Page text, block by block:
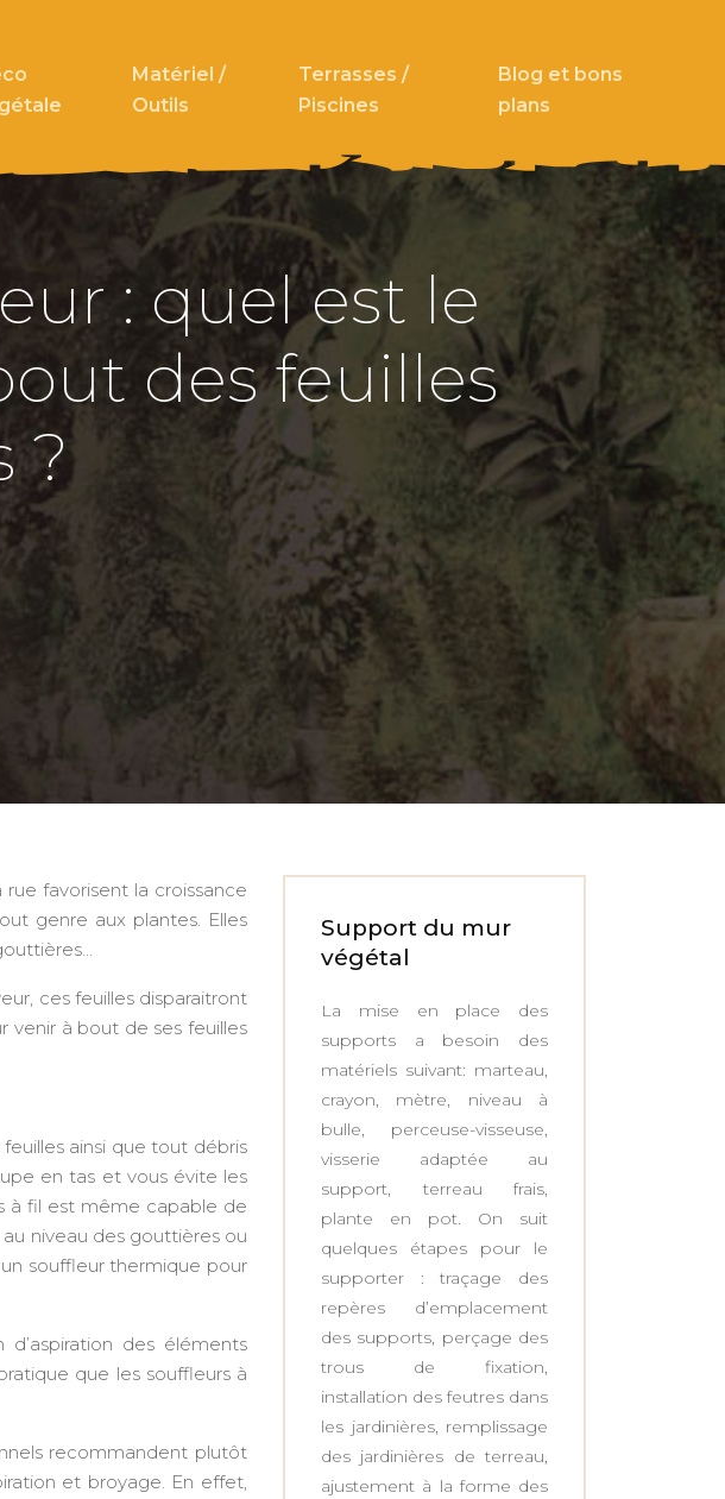
Matériel /
Outils
Terrasses /
Piscines
Blog et bons
plans
: quel est le
des feuilles
?
favorisent la croissance
genre aux plantes. Elles
ces feuilles disparaitront
venir à bout de ses feuilles
ainsi que tout débris
en tas et vous évite les
à fil est même capable de
au niveau des gouttières ou
souffleur thermique pour
des éléments
que les souffleurs à
recommandent plutôt
et broyage. En effet,
Support du mur
végétal
La mise en place des
supports a besoin des
matériels suivant: marteau,
crayon, mètre, niveau à
bulle, perceuse-visseuse,
visserie adaptée au
support, terreau frais,
plante en pot. On suit
quelques étapes pour le
supporter : traçage des
repères d’emplacement
des supports, perçage des
trous de fixation,
installation des feutres dans
les jardinières, remplissage
des jardinières de terreau,
ajustement à la forme des